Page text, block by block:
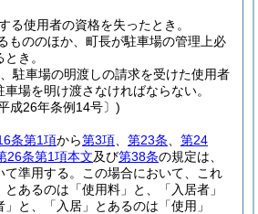
る使用者の資格を失ったとき。
もののほか、町長が駐車場の管理上必
き。
駐車場の明渡しの請求を受けた使用者
場を明け渡さなければならない。
成26年条例14号〕)
条第1項から第3項 第23条
第24
26条第1項本文及び第38条の規定は、
準用する。
この場合において、これ
あるのは「使用料」と、「入居者」
と、「入居」とあるのは「使用」